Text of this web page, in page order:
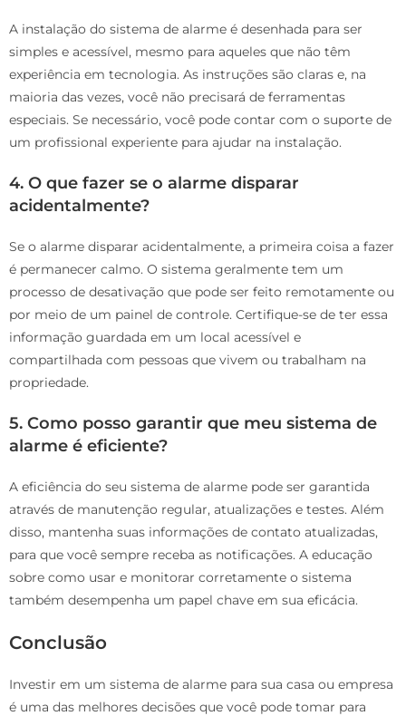
A instalação do sistema de alarme é desenhada para ser
simples e acessível, mesmo para aqueles que não têm
experiência em tecnologia. As instruções são claras e, na
maioria das vezes, você não precisará de ferramentas
especiais. Se necessário, você pode contar com o suporte de
um profissional experiente para ajudar na instalação.
4. O que fazer se o alarme disparar
acidentalmente?
Se o alarme disparar acidentalmente, a primeira coisa a fazer
é permanecer calmo. O sistema geralmente tem um
processo de desativação que pode ser feito remotamente ou
por meio de um painel de controle. Certifique-se de ter essa
informação guardada em um local acessível e
compartilhada com pessoas que vivem ou trabalham na
propriedade.
5. Como posso garantir que meu sistema de
alarme é eficiente?
A eficiência do seu sistema de alarme pode ser garantida
através de manutenção regular, atualizações e testes. Além
disso, mantenha suas informações de contato atualizadas,
para que você sempre receba as notificações. A educação
sobre como usar e monitorar corretamente o sistema
também desempenha um papel chave em sua eficácia.
Conclusão
Investir em um sistema de alarme para sua casa ou empresa
é uma das melhores decisões que você pode tomar para